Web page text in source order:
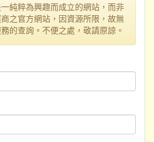
純粹為興趣而成立的網站，而非
之官方網站，因資源所限，故無
的查詢。不便之處，敬請原諒。